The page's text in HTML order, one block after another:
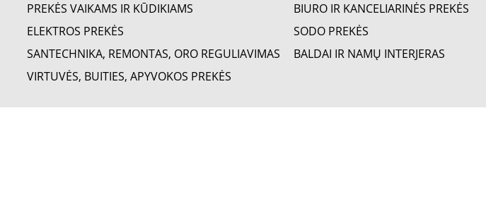
SANTECHNIKA, REMONTAS, ORO REGULIAVIMAS
PREKĖS VAIKAMS IR KŪDIKIAMS
BIURO IR KANCELIARINĖS PREKĖS
ELEKTROS PREKĖS
SODO PREKĖS
BALDAI IR NAMŲ INTERJERAS
VIRTUVĖS, BUITIES, APYVOKOS PREKĖS